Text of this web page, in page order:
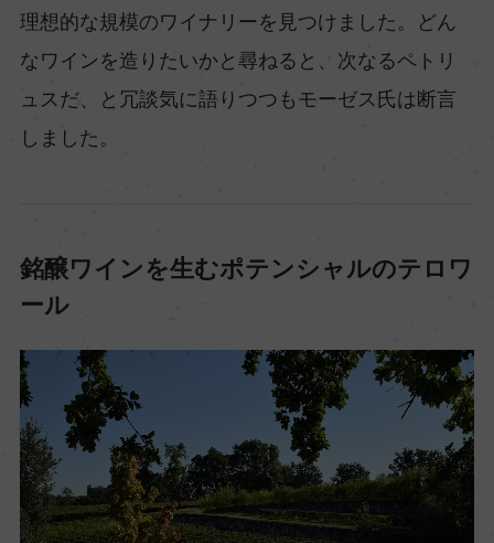
理想的な規模のワイナリーを見つけました。どん
なワインを造りたいかと尋ねると、次なるペトリ
ュスだ、と冗談気に語りつつもモーゼス氏は断言
しました。
銘醸ワインを生むポテンシャルのテロワ
ール